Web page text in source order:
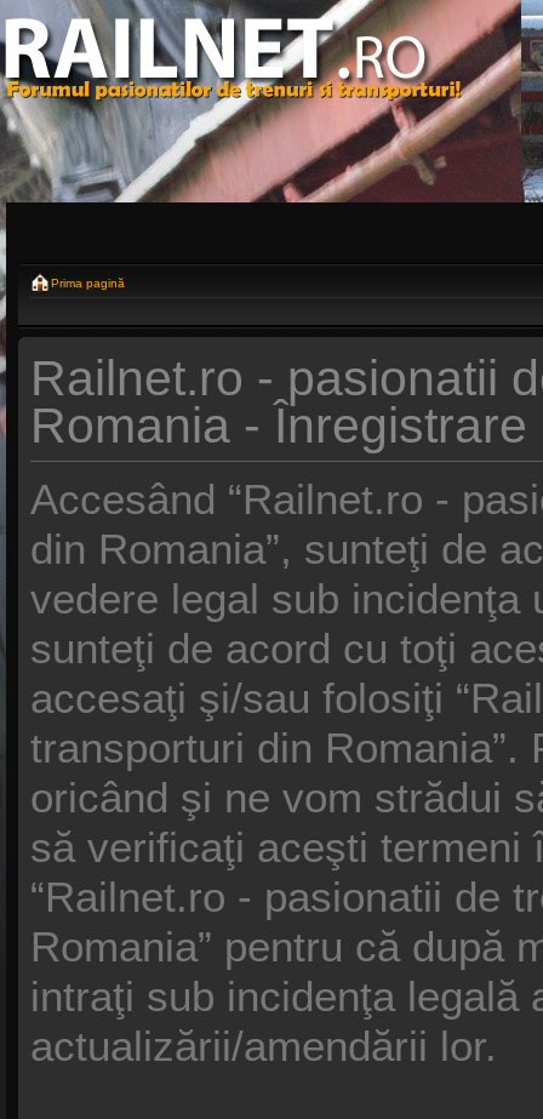
Prima pagină
Railnet.ro - pasionatii
Romania - Înregistrare
Accesând “Railnet.ro -
din Romania”, sunteţi de
vedere legal sub incidenţa
sunteţi de acord cu toţi
accesaţi şi/sau folosiţi
transporturi din
oricând şi ne vom strădui
să verificaţi aceşti termeni
“Railnet.ro - pasionatii de
Romania” pentru că după
intraţi sub incidenţa legală
actualizării/amendării lor.